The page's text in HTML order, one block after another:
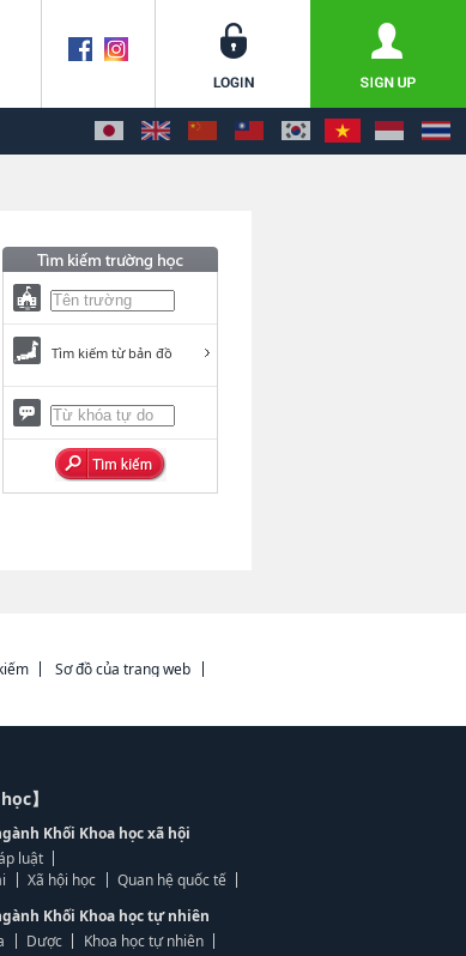
Tìm kiếm từ bản đồ
Sơ đồ của trang web
】
Khối Khoa học xã hội
luật
Xã hội học
Quan hệ quốc tế
Khối Khoa học tự nhiên
Dược
Khoa học tự nhiên